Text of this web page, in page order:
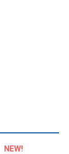
NEW!